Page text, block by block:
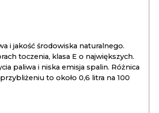
i jakość środowiska naturalnego.
toczenia, klasa E o największych.
paliwa i niska emisja spalin. Różnica
to około 0,6 litra na 100